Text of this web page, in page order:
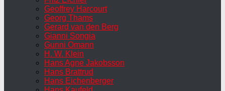
Geoffrey Harcourt
Georg Thams
Gerard van den Berg
Gianni Songia
Gunni Omann
H. W. Klein
Hans Agne Jakobsson
Hans Brattrud
Hans Eichenberger